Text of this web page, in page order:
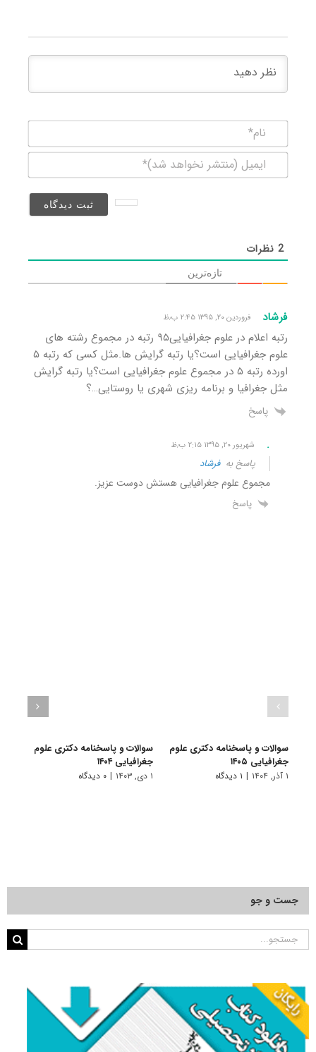
(منتشر
2نظرات
تازه‌ترین
فرشاد فروردین ۲۰, ۱۳۹۵ ۲:۴۵ ب٫ظ
رتبه اعلام در علوم جغرافیایی۹۵ رتبه در مجموع رشته های
علوم جغرافیایی است؟یا رتبه گرایش ها.مثل کسی که رتبه ۵
اورده رتبه ۵ در مجموع علوم جغرافیایی است؟یا رتبه گرایش
مثل جغرافیا و برنامه ریزی شهری یا روستایی…؟
پاسخ
. شهریور ۲۰, ۱۳۹۵ ۲:۱۵ ب٫ظ
پاسخ بهفرشاد
مجموع علوم جغرافیایی هستش دوست عزیز.
پاسخ
سوالات و پاسخنامه دکتری علوم
جغرافیایی ۱۴۰۵
۱ آذر, ۱۴۰۴ | ۱ دیدگاه
سوالات و پاسخنامه دکتری علوم
جغرافیایی ۱۴۰۴
۱ دی, ۱۴۰۳ | ۰ دیدگاه
جست و جو
جستجو